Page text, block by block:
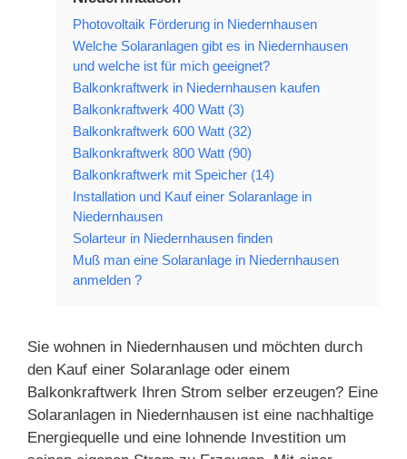
Photovoltaik Förderung in Niedernhausen
Welche Solaranlagen gibt es in Niedernhausen
und welche ist für mich geeignet?
Balkonkraftwerk in Niedernhausen kaufen
Balkonkraftwerk 400 Watt (3)
Balkonkraftwerk 600 Watt (32)
Balkonkraftwerk 800 Watt (90)
Balkonkraftwerk mit Speicher (14)
Installation und Kauf einer Solaranlage in
Niedernhausen
Solarteur in Niedernhausen finden
Muß man eine Solaranlage in Niedernhausen
anmelden ?
Sie wohnen in Niedernhausen und möchten durch
den Kauf einer Solaranlage oder einem
Balkonkraftwerk Ihren Strom selber erzeugen? Eine
Solaranlagen in Niedernhausen ist eine nachhaltige
Energiequelle und eine lohnende Investition um